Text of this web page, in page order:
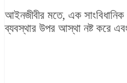
আইনজীবীর মতে, এক
ব্যবস্থার উপর আস্থা নষ্ট করে